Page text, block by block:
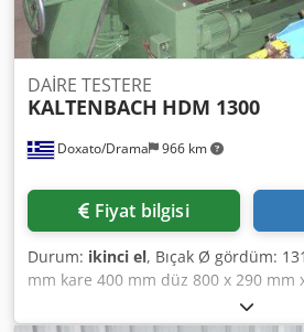
Doxato/Drama 966 km
DAİRE TESTERE
KALTENBACH HDM 1300
Fiyat bilgisi
Durum: ikinci el, Bıçak Ø gördüm:
mm kare 400 mm düz 800 x 290 mm
x 300 mm 30° 420 x 270 mm 20° 260
2870 + 380 x 1320 x 2700 mm (LxBxH)